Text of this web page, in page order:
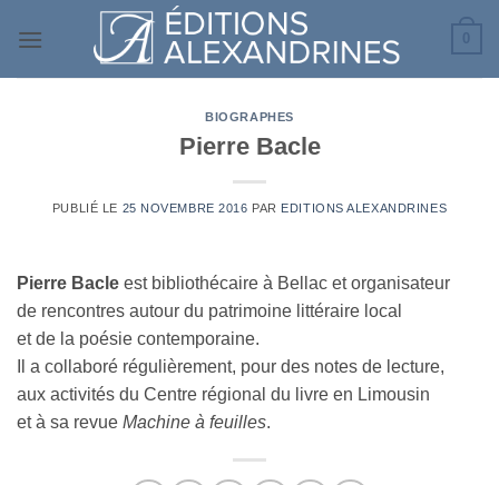
BIOGRAPHES
Pierre Bacle
PUBLIÉ LE 25 NOVEMBRE 2016 PAR EDITIONS ALEXANDRINES
Pierre Bacle est bibliothécaire à Bellac et organisateur
de rencontres autour du patrimoine littéraire local
et de la poésie contemporaine.
Il a collaboré régulièrement, pour des notes de lecture,
aux activités du Centre régional du livre en Limousin
et à sa revue Machine à feuilles.